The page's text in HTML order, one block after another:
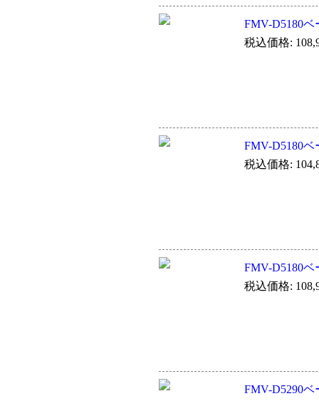
FMV-D5180ベ
税込価格:
FMV-D5180ベ
税込価格:
FMV-D5180ベ
税込価格:
FMV-D5290ベ